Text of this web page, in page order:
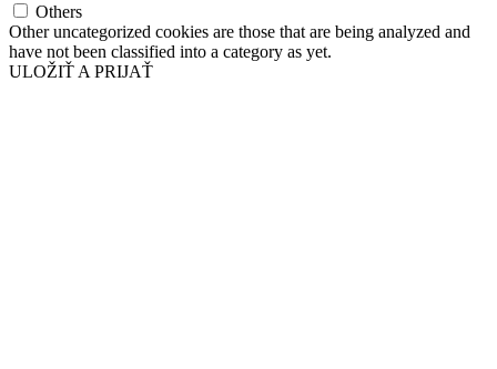
Others
Other uncategorized cookies are those that are being analyzed and
have not been classified into a category as yet.
ULOŽIŤ A PRIJAŤ